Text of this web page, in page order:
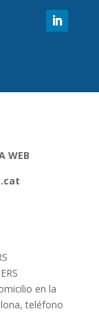
WEB
en la
teléfono